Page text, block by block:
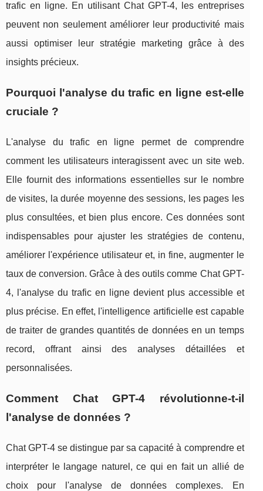
trafic en ligne. En utilisant Chat GPT-4, les entreprises
peuvent non seulement améliorer leur productivité mais
aussi optimiser leur stratégie marketing grâce à des
insights précieux.
Pourquoi l'analyse du trafic en ligne est-elle
cruciale ?
L'analyse du trafic en ligne permet de comprendre
comment les utilisateurs interagissent avec un site web.
Elle fournit des informations essentielles sur le nombre
de visites, la durée moyenne des sessions, les pages les
plus consultées, et bien plus encore. Ces données sont
indispensables pour ajuster les stratégies de contenu,
améliorer l'expérience utilisateur et, in fine, augmenter le
taux de conversion. Grâce à des outils comme Chat GPT-
4, l'analyse du trafic en ligne devient plus accessible et
plus précise. En effet, l'intelligence artificielle est capable
de traiter de grandes quantités de données en un temps
record, offrant ainsi des analyses détaillées et
personnalisées.
Comment Chat GPT-4 révolutionne-t-il
l'analyse de données ?
Chat GPT-4 se distingue par sa capacité à comprendre et
interpréter le langage naturel, ce qui en fait un allié de
choix pour l'analyse de données complexes. En